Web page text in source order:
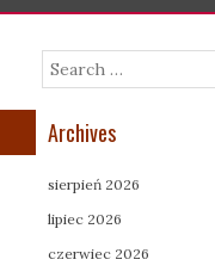
Search
Archives
sierpień 2026
lipiec 2026
czerwiec 2026